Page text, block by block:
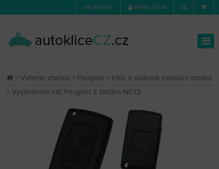
FACEBOOK PŘIHLÁŠENÍ
>Vyberte značku > Peugeot > Klíče a dálková ovládání (obaly)
> Vystřelovací klíč Peugeot 2 tlačítka NE72